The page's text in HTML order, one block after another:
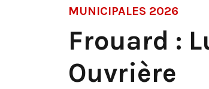
MUNICIPALES 2026
Frouard :
Ouvrière